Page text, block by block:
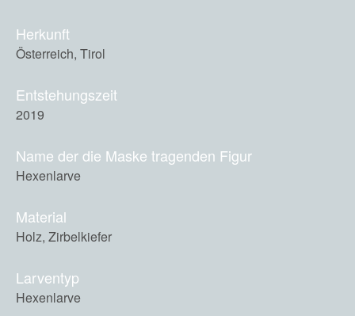
Herkunft
Österreich, Tirol
Entstehungszeit
2019
Name der die Maske tragenden Figur
Hexenlarve
Material
Holz, Zirbelkiefer
Larventyp
Hexenlarve